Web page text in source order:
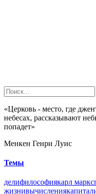
«Церковь - место, где
небесах, рассказывают
попадет»
Менкен Генри Луис
Темы
делифилософиякарл маркс
жизнивычисления